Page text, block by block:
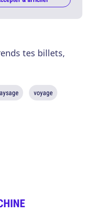
tes billets,
voyage